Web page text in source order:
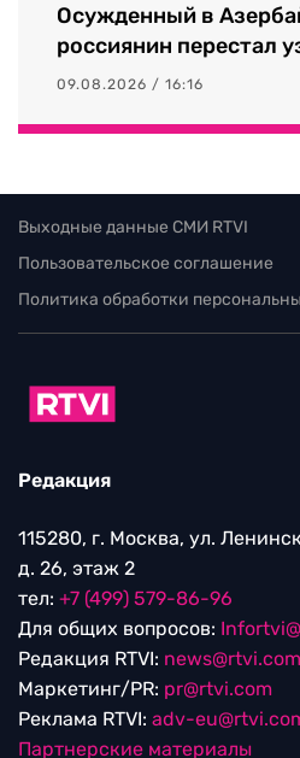
Осужденный в
россиянин перестал
09.08.2026 / 16:16
Выходные данные СМИ RTVI
Пользовательское соглашение
Политика обработки
Редакция
115280, г. Москва, ул.
д. 26, этаж 2
тел: +7 (499) 579-86-96
Для общих вопросов:
Редакция RTVI: news@rtvi.com
Маркетинг/PR: pr@rtvi.com
Реклама RTVI: adv-
Партнерские материалы